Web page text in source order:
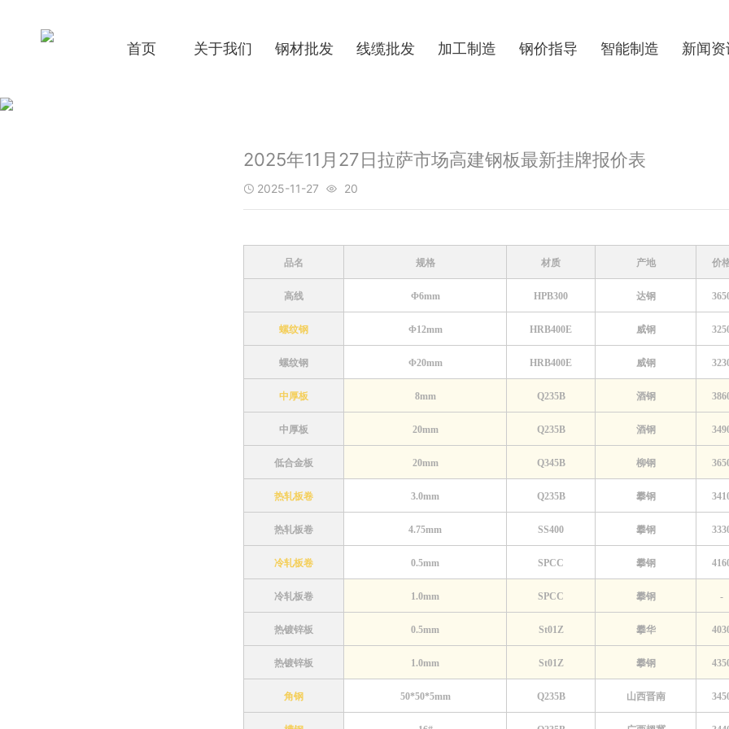
首页 关于我们 钢材批发 线缆批发 加工制造 钢价指导 智能制造 新闻资
2025年11月27日拉萨市场高建钢板最新挂牌报价表
 2025-11-27  20
品名 规格 材质 产地 价
高线 Φ6mm HPB300 达钢
螺纹钢 Φ12mm HRB400E 威钢
螺纹钢 Φ20mm HRB400E 威钢
中厚板 8mm Q235B 酒钢
中厚板 20mm Q235B 酒钢
低合金板 20mm Q345B 柳钢
热轧板卷 3.0mm Q235B 攀钢
热轧板卷 4.75mm SS400 攀钢
冷轧板卷 0.5mm SPCC 攀钢
冷轧板卷 1.0mm SPCC 攀钢 -
热镀锌板 0.5mm St01Z 攀华
热镀锌板 1.0mm St01Z 攀钢
角钢 50*50*5mm Q235B 山西晋南